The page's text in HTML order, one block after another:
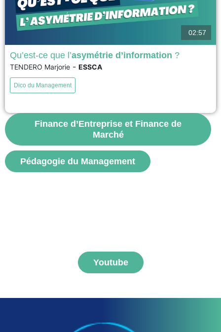
L’asymétrie d’information désigne une situation dans laquelle les acteurs
d’un échange ne disposent pas des mêmes informations. Ce concept
permet de comprendre des phénomènes comme la sélection adverse,
de...
voir
02:57
Qu’est-ce que l’asymétrie d’information ?
TENDERO Marjorie - ESSCA
Dico du Management
Finance d’Entreprise et Finance de
Marché
Pédagogie du Management
Youtube